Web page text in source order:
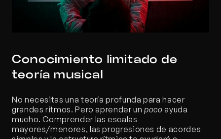
Conocimiento limitado de
teoría musical
No necesitas una teoría profunda para hacer
grandes ritmos. Pero aprender un poco ayuda
mucho. Comprender las escalas
mayores/menores, las progresiones de acordes